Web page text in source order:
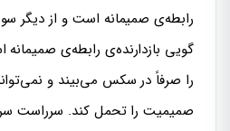
رابطه‌ی صمیمانه است و از دیگر
گویی بازدارنده‌ی رابطه‌ی
را صرفاً در سکس می‌بیند و
صمیمیت را تحمل کند. سرراست